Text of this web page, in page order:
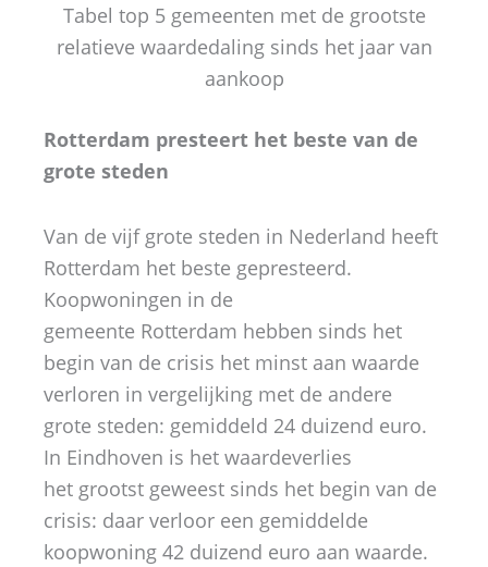
Tabel top 5 gemeenten met de grootste
relatieve waardedaling sinds het jaar van
aankoop
Rotterdam presteert het beste van de
grote steden
Van de vijf grote steden in Nederland heeft
Rotterdam het beste gepresteerd.
Koopwoningen in de
gemeente Rotterdam hebben sinds het
begin van de crisis het minst aan waarde
verloren in vergelijking met de andere
grote steden: gemiddeld 24 duizend euro.
In Eindhoven is het waardeverlies
het grootst geweest sinds het begin van de
crisis: daar verloor een gemiddelde
koopwoning 42 duizend euro aan waarde.